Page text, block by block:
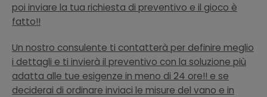
poi inviare la tua richiesta di preventivo e il gioco è
fatto!!
Un nostro consulente ti contatterà per definire meglio
i dettagli e ti invierà il preventivo con la soluzione più
adatta alle tue esigenze in meno di 24 ore!! e se
deciderai di ordinare inviaci le misure del vano e in